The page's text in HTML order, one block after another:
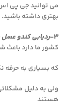
می توانید جی پی اس
بهتری داشته باشید.
۳- ردیابی کندو عسل
کشور ما دارد باعث
که بسیاری به حرفه
ولی به دلیل
هستند